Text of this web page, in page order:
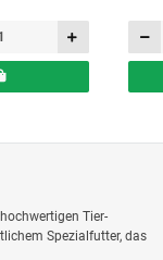
Tier-
Spezialfutter, das